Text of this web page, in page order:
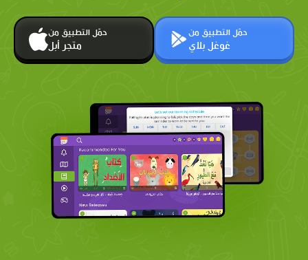
حمّل التطبيق من
متجر أبل
حمّل التطبيق من
غوغل بلاي